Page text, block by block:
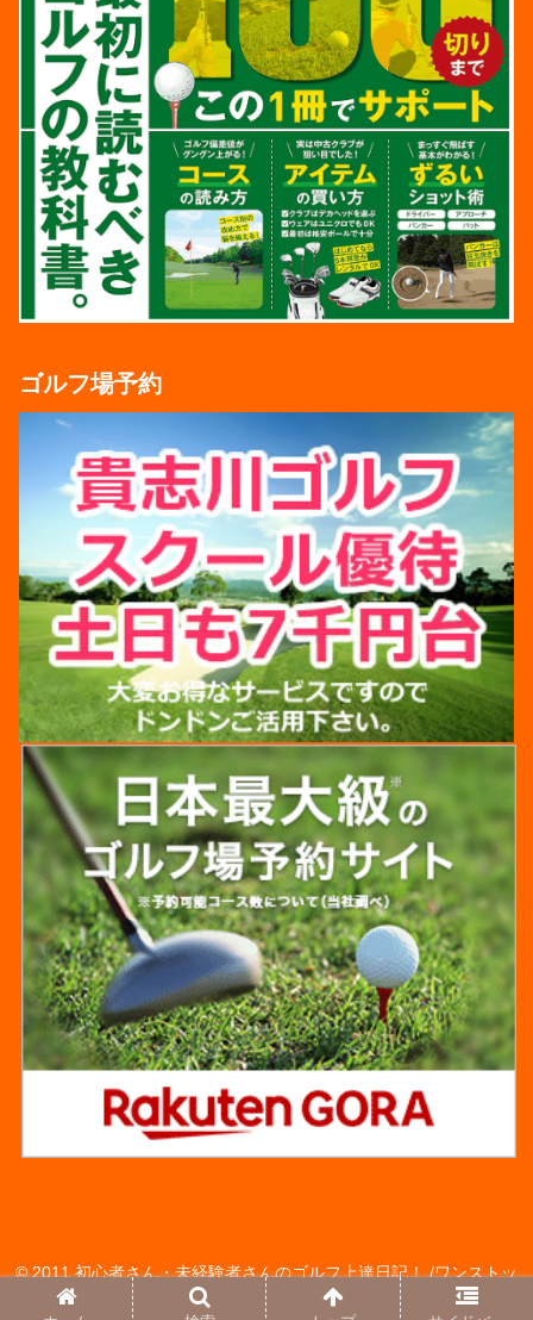
ゴルフ場予約
© 2011 初心者さん・未経験者さんのゴルフ上達日記！ /ワンストッ
プゴルフアカデミーの レッスンモニターさん達のBLOG♪.